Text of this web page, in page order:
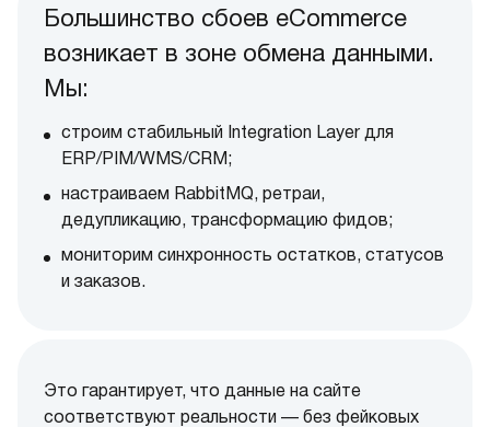
Большинство сбоев eCommerce
возникает в зоне обмена данными.
Мы:
строим стабильный Integration Layer для
ERP/PIM/WMS/CRM;
настраиваем RabbitMQ, ретраи,
дедупликацию, трансформацию фидов;
мониторим синхронность остатков, статусов
и заказов.
Это гарантирует, что данные на сайте
соответствуют реальности — без фейковых